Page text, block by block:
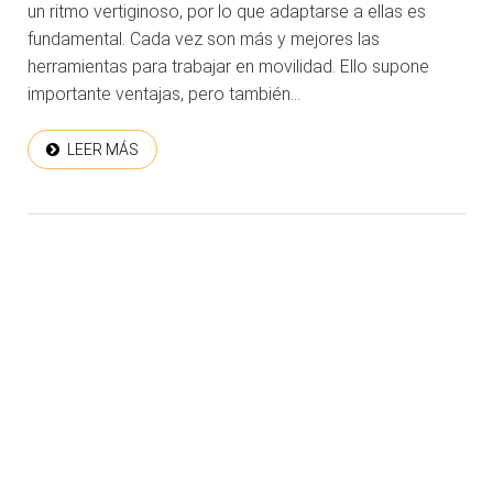
un ritmo vertiginoso, por lo que adaptarse a ellas es
fundamental. Cada vez son más y mejores las
herramientas para trabajar en movilidad. Ello supone
importante ventajas, pero también...
LEER MÁS